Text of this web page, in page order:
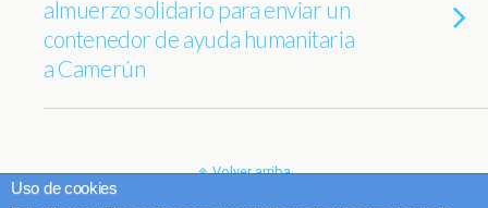
almuerzo solidario para enviar un
contenedor de ayuda humanitaria
a Camerún
Volver arriba
Uso de cookies